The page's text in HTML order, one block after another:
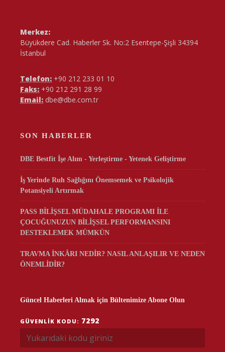
Merkez:
Büyükdere Cad. Haberler Sk. No:2 Esentepe-Şişli 34394
İstanbul
Telefon: +90 212 233 01 10
Faks: +90 212 291 28 99
Email: dbe@dbe.com.tr
SON HABERLER
DBE Bestfit İşe Alım - Yerleştirme - Yetenek Geliştirme
İş Yerinde Ruh Sağlığını Önemsemek ve Psikolojik
Potansiyeli Artırmak
PASS BİLİŞSEL MÜDAHALE PROGRAMI İLE
ÇOCUĞUNUZUN BİLİŞSEL PERFORMANSINI
DESTEKLEMEK MÜMKÜN
TRAVMA İNKÂRI NEDİR? NASIL ANLAŞILIR VE NEDEN
ÖNEMLİDİR?
Güncel Haberleri Almak için Bültenimize Abone Olun
GÜVENLIK KODU: 7292